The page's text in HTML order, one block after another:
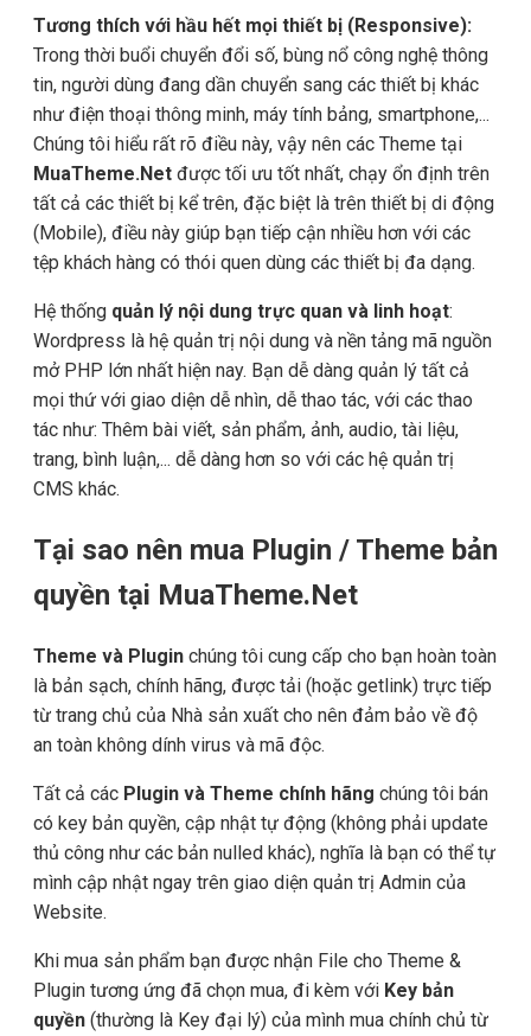
Tương thích với hầu hết mọi thiết bị (Responsive):
Trong thời buổi chuyển đổi số, bùng nổ công nghệ thông
tin, người dùng đang dần chuyển sang các thiết bị khác
như điện thoại thông minh, máy tính bảng, smartphone,...
Chúng tôi hiểu rất rõ điều này, vậy nên các Theme tại
MuaTheme.Net được tối ưu tốt nhất, chạy ổn định trên
tất cả các thiết bị kể trên, đặc biệt là trên thiết bị di động
(Mobile), điều này giúp bạn tiếp cận nhiều hơn với các
tệp khách hàng có thói quen dùng các thiết bị đa dạng.
Hệ thống quản lý nội dung trực quan và linh hoạt:
Wordpress là hệ quản trị nội dung và nền tảng mã nguồn
mở PHP lớn nhất hiện nay. Bạn dễ dàng quản lý tất cả
mọi thứ với giao diện dễ nhìn, dễ thao tác, với các thao
tác như: Thêm bài viết, sản phẩm, ảnh, audio, tài liệu,
trang, bình luận,... dễ dàng hơn so với các hệ quản trị
CMS khác.
Tại sao nên mua Plugin / Theme bản
quyền tại MuaTheme.Net
Theme và Plugin chúng tôi cung cấp cho bạn hoàn toàn
là bản sạch, chính hãng, được tải (hoặc getlink) trực tiếp
từ trang chủ của Nhà sản xuất cho nên đảm bảo về độ
an toàn không dính virus và mã độc.
Tất cả các Plugin và Theme chính hãng chúng tôi bán
có key bản quyền, cập nhật tự động (không phải update
thủ công như các bản nulled khác), nghĩa là bạn có thể tự
mình cập nhật ngay trên giao diện quản trị Admin của
Website.
Khi mua sản phẩm bạn được nhận File cho Theme &
Plugin tương ứng đã chọn mua, đi kèm với Key bản
quyền (thường là Key đại lý) của mình mua chính chủ từ